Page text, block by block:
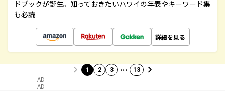
ドブックが誕生。知っておきたいハワイの年表やキーワード集
も必読
詳細を見る
1 2 3 … 13
AD
AD